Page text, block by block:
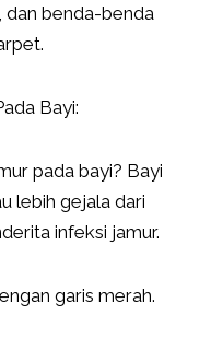
dan benda-benda
Bayi:
pada bayi? Bayi
lebih gejala dari
infeksi jamur.
garis merah.